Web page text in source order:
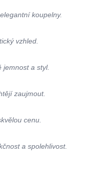
koupelny.
vzhled.
a styl.
zaujmout.
cenu.
a spolehlivost.